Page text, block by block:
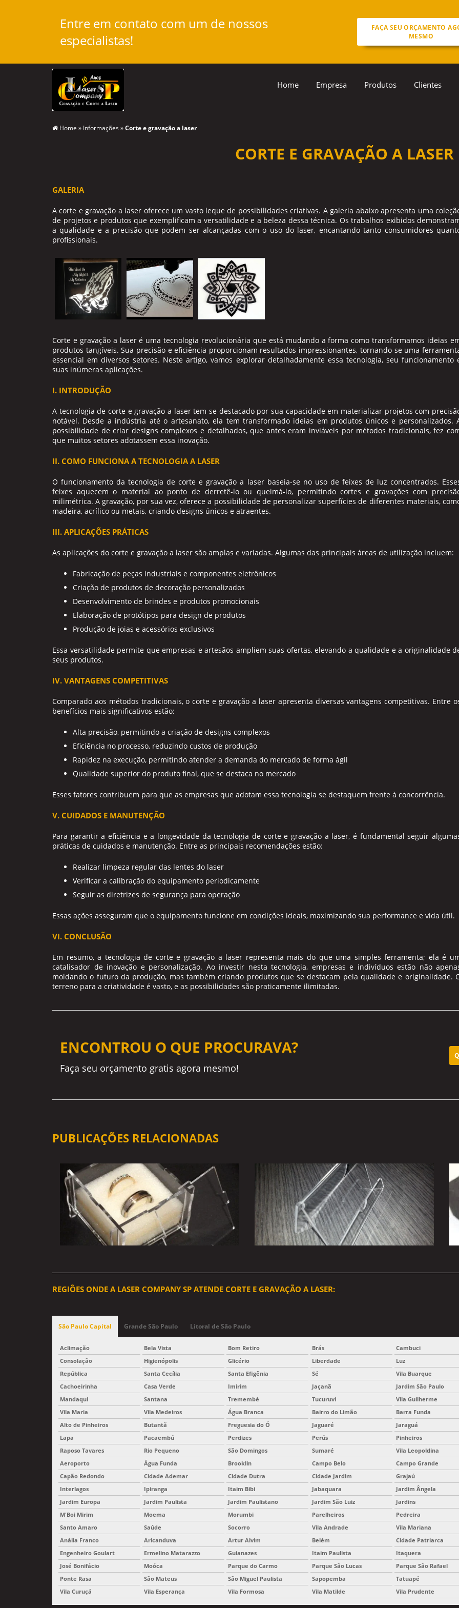
Entre em contato com um de nossos
especialistas!
FAÇA SEU ORÇAMENTO
MESMO
Home Empresa Produtos Clientes
Home » Informações »Corte e gravação a laser
CORTE E GRAVAÇÃO A LASER
GALERIA
Acorte e gravação a laser oferece um vasto leque de possibilidades criativas. A galeria abaixo apresenta uma
de projetos e produtos que exemplificam a versatilidade e a beleza dessa técnica. Os trabalhos exibidos
a qualidade e a precisão que podem ser alcançadas com o uso do laser, encantando tanto consumidores
profissionais.
Corte e gravação a laseré uma tecnologia revolucionária que está mudando a forma como transformamos ideias
produtos tangíveis. Sua precisão e eficiência proporcionam resultados impressionantes, tornando-se uma
essencial em diversos setores. Neste artigo, vamos explorar detalhadamente essa tecnologia, seu funcionamento
suas inúmeras aplicações.
I. INTRODUÇÃO
A tecnologia de corte e gravação a lasertem se destacado por sua capacidade em materializar projetos com
notável. Desde a indústria até o artesanato, ela tem transformado ideias em produtos únicos e personalizados.
possibilidade de criar designs complexos e detalhados, que antes eram inviáveis por métodos tradicionais, fez
que muitos setores adotassem essa inovação.
II. COMO FUNCIONA A TECNOLOGIA A LASER
O funcionamento da tecnologia decorte e gravação a laserbaseia-se no uso de feixes de luz concentrados.
feixes aquecem o material ao ponto de derretê-lo ou queimá-lo, permitindo cortes e gravações com
milimétrica. A gravação, por sua vez, oferece a possibilidade de personalizar superfícies de diferentes materiais,
madeira, acrílico ou metais, criando designs únicos e atraentes.
III. APLICAÇÕES PRÁTICAS
As aplicações do corte e gravação a laser são amplas e variadas. Algumas das principais áreas de utilização incluem:
Fabricação de peças industriais e componentes eletrônicos
Criação de produtos de decoração personalizados
Desenvolvimento de brindes e produtos promocionais
Elaboração de protótipos para design de produtos
Produção de joias e acessórios exclusivos
Essa versatilidade permite que empresas e artesãos ampliem suas ofertas, elevando a qualidade e a originalidade
seus produtos.
IV. VANTAGENS COMPETITIVAS
Comparado aos métodos tradicionais, ocorte e gravação a laserapresenta diversas vantagens competitivas. Entre
benefícios mais significativos estão:
Alta precisão, permitindo a criação de designs complexos
Eficiência no processo, reduzindo custos de produção
Rapidez na execução, permitindo atender a demanda do mercado de forma ágil
Qualidade superior do produto final, que se destaca no mercado
Esses fatores contribuem para que as empresas que adotam essa tecnologia se destaquem frente à concorrência.
V. CUIDADOS E MANUTENÇÃO
Para garantir a eficiência e a longevidade da tecnologia de corte e gravação a laser, é fundamental seguir
práticas de cuidados e manutenção. Entre as principais recomendações estão:
Realizar limpeza regular das lentes do laser
Verificar a calibração do equipamento periodicamente
Seguir as diretrizes de segurança para operação
Essas ações asseguram que o equipamento funcione em condições ideais, maximizando sua performance e vida útil.
VI. CONCLUSÃO
Em resumo, a tecnologia de corte e gravação a laser representa mais do que uma simples ferramenta; ela é
catalisador de inovação e personalização. Ao investir nesta tecnologia, empresas e indivíduos estão não
moldando o futuro da produção, mas também criando produtos que se destacam pela qualidade e originalidade.
terreno para a criatividade é vasto, e as possibilidades são praticamente ilimitadas.
ENCONTROU O QUE PROCURAVA?
Faça seu orçamento gratis agora mesmo!
PUBLICAÇÕES RELACIONADAS
REGIÕES ONDE A LASER COMPANY SP ATENDE CORTE E GRAVAÇÃO A LASER:
São Paulo Capital Grande São Paulo Litoral de São Paulo
Aclimação Bela Vista Bom Retiro Brás
Cambuci
Consolação
Higienópolis Glicério Liberdade
Luz
República
Santa Cecília Santa Efigênia Sé
Vila Buarque
Cachoeirinha
Casa Verde Imirim Jaçanã
Jardim São Paulo
Mandaqui
Santana Tremembé Tucuruvi
Vila Guilherme
Vila Maria
Vila Medeiros Água Branca Bairro do Limão
Barra Funda
Alto de Pinheiros
Butantã Freguesia do Ó Jaguaré
Jaraguá
Lapa
Pacaembú Perdizes Perús
Pinheiros
Raposo Tavares
Rio Pequeno São Domingos Sumaré
Vila Leopoldina
Aeroporto
Água Funda Brooklin Campo Belo
Campo Grande
Capão Redondo
Cidade Ademar Cidade Dutra Cidade Jardim
Grajaú
Interlagos
Ipiranga Itaim Bibi Jabaquara
Jardim Ângela
Jardim Europa
Jardim Paulista Jardim Paulistano Jardim São Luiz
Jardins
M'Boi Mirim
Moema Morumbi Parelheiros
Pedreira
Santo Amaro
Saúde Socorro Vila Andrade
Vila Mariana
Anália Franco
Aricanduva Artur Alvim Belém
Cidade Patriarca
Engenheiro Goulart
Ermelino Matarazzo Guianazes Itaim Paulista
Itaquera
José Bonifácio
Moóca Parque do Carmo Parque São Lucas
Parque São Rafael
Ponte Rasa
São Mateus São Miguel Paulista Sapopemba
Tatuapé
Vila Curuçá
Vila Esperança Vila Formosa Vila Matilde Vila Prudente